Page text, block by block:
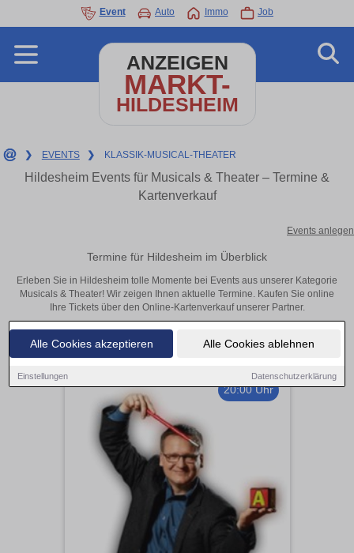
Alle Cookies akzeptieren Alle Cookies ablehnen
Einstellungen Datenschutzerklärung
Event Auto Immo Job
ANZEIGEN
MARKT-
HILDESHEIM
❯ EVENTS ❯ KLASSIK-MUSICAL-THEATER
Hildesheim Events für Musicals & Theater – Termine &
Kartenverkauf
Events anlegen
Termine für Hildesheim im Überblick
Erleben Sie in Hildesheim tolle Momente bei Events aus unserer Kategorie
Musicals & Theater! Wir zeigen Ihnen aktuelle Termine. Kaufen Sie online
Ihre Tickets über den Online-Kartenverkauf unserer Partner.
20:00 Uhr